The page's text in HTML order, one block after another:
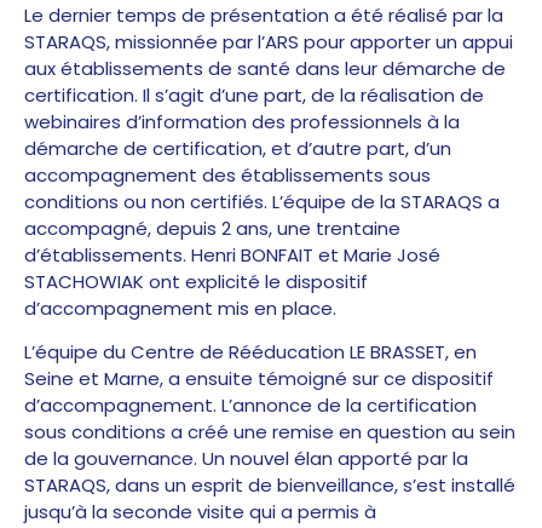
Le dernier temps de présentation a été réalisé par la
STARAQS, missionnée par l’ARS pour apporter un appui
aux établissements de santé dans leur démarche de
certification. Il s’agit d’une part, de la réalisation de
webinaires d’information des professionnels à la
démarche de certification, et d’autre part, d’un
accompagnement des établissements sous
conditions ou non certifiés. L’équipe de la STARAQS a
accompagné, depuis 2 ans, une trentaine
d’établissements. Henri BONFAIT et Marie José
STACHOWIAK ont explicité le dispositif
d’accompagnement mis en place.
L’équipe du Centre de Rééducation LE BRASSET, en
Seine et Marne, a ensuite témoigné sur ce dispositif
d’accompagnement. L’annonce de la certification
sous conditions a créé une remise en question au sein
de la gouvernance. Un nouvel élan apporté par la
STARAQS, dans un esprit de bienveillance, s’est installé
jusqu’à la seconde visite qui a permis à